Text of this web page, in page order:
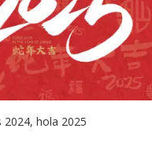
2024, hola 2025